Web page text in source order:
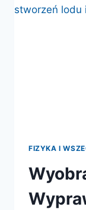
FIZYKA I